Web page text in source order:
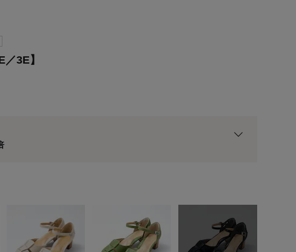
3E】
料！
み）
適用前の基本ポイントに対して適用されます。